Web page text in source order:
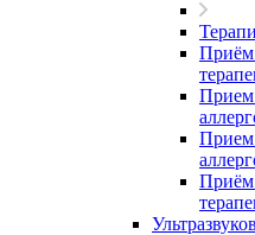
Приём
Прием
Прием
Приём